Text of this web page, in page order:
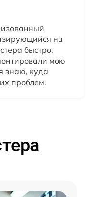
на
быстро,
мою
знаю, куда
проблем.